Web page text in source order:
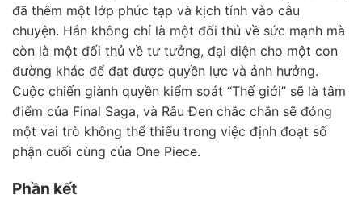
đã thêm một lớp phức tạp và kịch tính vào câu
chuyện. Hắn không chỉ là một đối thủ về sức mạnh mà
còn là một đối thủ về tư tưởng, đại diện cho một con
đường khác để đạt được quyền lực và ảnh hưởng.
Cuộc chiến giành quyền kiểm soát “Thế giới” sẽ là tâm
điểm của Final Saga, và Râu Đen chắc chắn sẽ đóng
một vai trò không thể thiếu trong việc định đoạt số
phận cuối cùng của One Piece.
Phần kết